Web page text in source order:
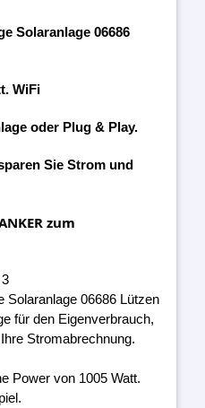
Solaranlage 06686
WiFi
oder Plug & Play.
Sie Strom und
zum
Solaranlage 06686 Lützen
für den Eigenverbrauch,
Stromabrechnung.
Power von 1005 Watt.